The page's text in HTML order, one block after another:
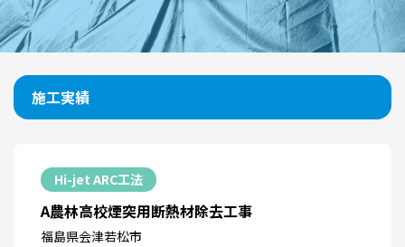
施工実績
Hi-jet ARC工法
A農林高校煙突用断熱材除去工事
福島県会津若松市